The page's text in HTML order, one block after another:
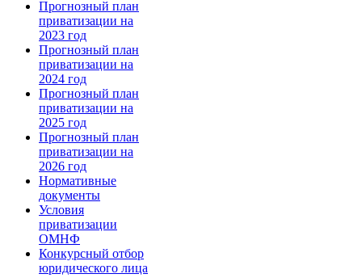
Прогнозный план
приватизации на
2023 год
Прогнозный план
приватизации на
2024 год
Прогнозный план
приватизации на
2025 год
Прогнозный план
приватизации на
2026 год
Нормативные
документы
Условия
приватизации
ОМНФ
Конкурсный отбор
юридического лица